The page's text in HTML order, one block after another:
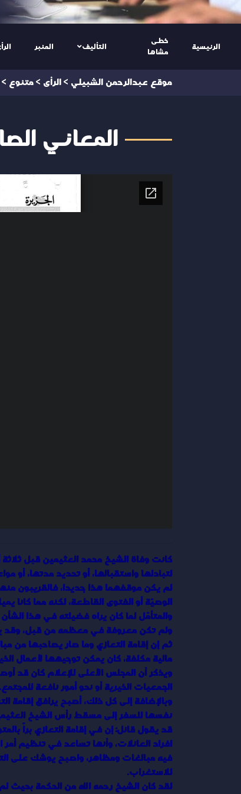
الرئيسية
خطى
مشاها
التأليف المنبر
موقع عبدالرحمن الشبيلي > الرأى > متنوع >
المعاني
كانت وفاة الشيخ محمد العثيمين قبل
لتبادلها واستقبالها، أو تحديد مدتها، أو
لم يكن موقفهما هذا جديدا، فالقريبون
الوصيّة أو الفتوى القاطعة، لكنه مما كانا
والمتأمّل لما كان يراه فضيلته في هذا
ولم تكن معروفة في معظمه من قبل، وقد
ثم إن إقامة التعازي وما صار يصاحبها من
مالية مكلفة، كان يمكن توجيهها لأعمال
ويذكر أن المجلس الأعلى للإعلام كان قد
الجمعيات الخيرية أو نحو أمور نافعة للمجتمع.
وبالإضافة إلى كل ذلك، أصبح يرافق إقامة
نفسها للسفر إلى مسقط رأس الشيخ
قد يقول قائل: إن في إقامة التعازي براً
افراد العائلات، وأنها تساعد في تنظيم
فيه مبالغات ومظاهر، واصبح يوشك على
للاستغراب.
لقد كان الشيخ رحمه الله من الحكمة بحيث لم